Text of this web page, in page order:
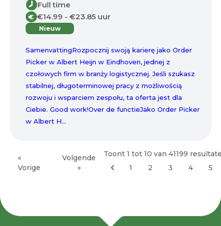
Full time
€ €14.99 - €23.85 uur
Nieuw
SamenvattingRozpocznij swoją karierę jako Order
Picker w Albert Heijn w Eindhoven, jednej z
czołowych firm w branży logistycznej. Jeśli szukasz
stabilnej, długoterminowej pracy z możliwością
rozwoju i wsparciem zespołu, ta oferta jest dla
Ciebie. Good work!Over de functieJako Order Picker
w Albert H...
«
Vorige
Volgende
»
Toont 1 tot 10 van 41199
1
2 3 4 5